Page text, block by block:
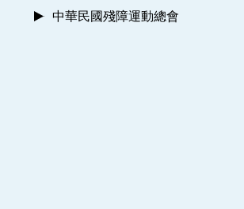
中華民國殘障運動總會